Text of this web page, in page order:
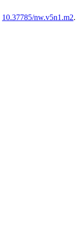
10.37785/nw.v5n1.m2.